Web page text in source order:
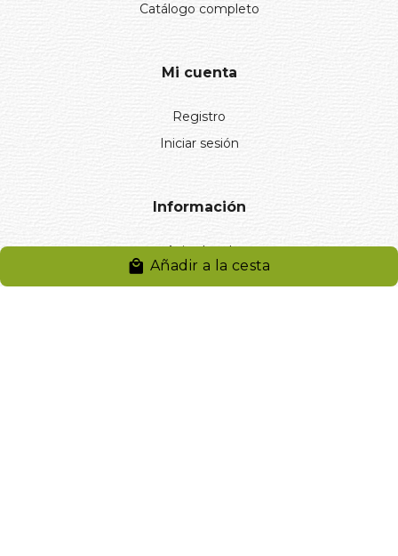
Añadir a la cesta
Catálogo completo
Mi cuenta
Registro
Iniciar sesión
Información
Aviso legal
Política de privacidad